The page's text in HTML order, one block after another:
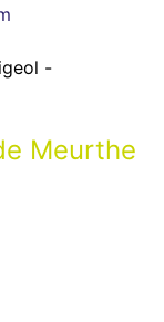
-
Meurthe